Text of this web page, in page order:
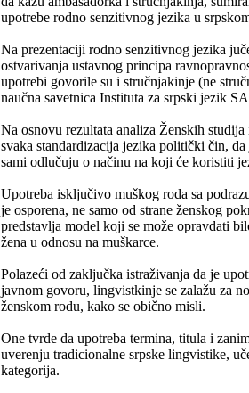
upotrebe rodno senzitivnog jezika u
Na prezentaciji rodno senzitivnog jezika
ostvarivanja ustavnog principa
upotrebi govorile su i stručnjakinje (ne
naučna savetnica Instituta za srpski jezik
Na osnovu rezultata analiza Ženskih
svaka standardizacija jezika politički čin,
sami odlučuju o načinu na koji će koristiti
Upotreba isključivo muškog roda sa
je osporena, ne samo od strane ženskog
predstavlja model koji se može opravdati
žena u odnosu na muškarce.
Polazeći od zaključka istraživanja da je
javnom govoru, lingvistkinje se zalažu za
ženskom rodu, kako se obično misli.
One tvrde da upotreba termina, titula i
uverenju tradicionalne srpske lingvistike,
kategorija.